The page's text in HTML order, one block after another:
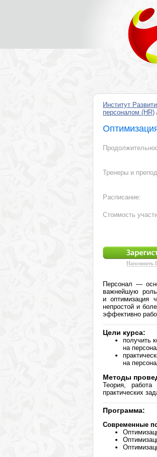
Институт
персоналом (HR)
Тренеры и
Расписание:
Стоимость
Напомнить
Персонал —
важнейшую
и оптимизация
непростой и
эффективно
Цели курса:
получить
на
на
Методы
Теория,
практических
Программа:
Современные